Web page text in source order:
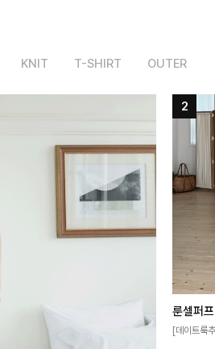
KNIT T-SHIRT OUTER
룬셀퍼
[데이트룩